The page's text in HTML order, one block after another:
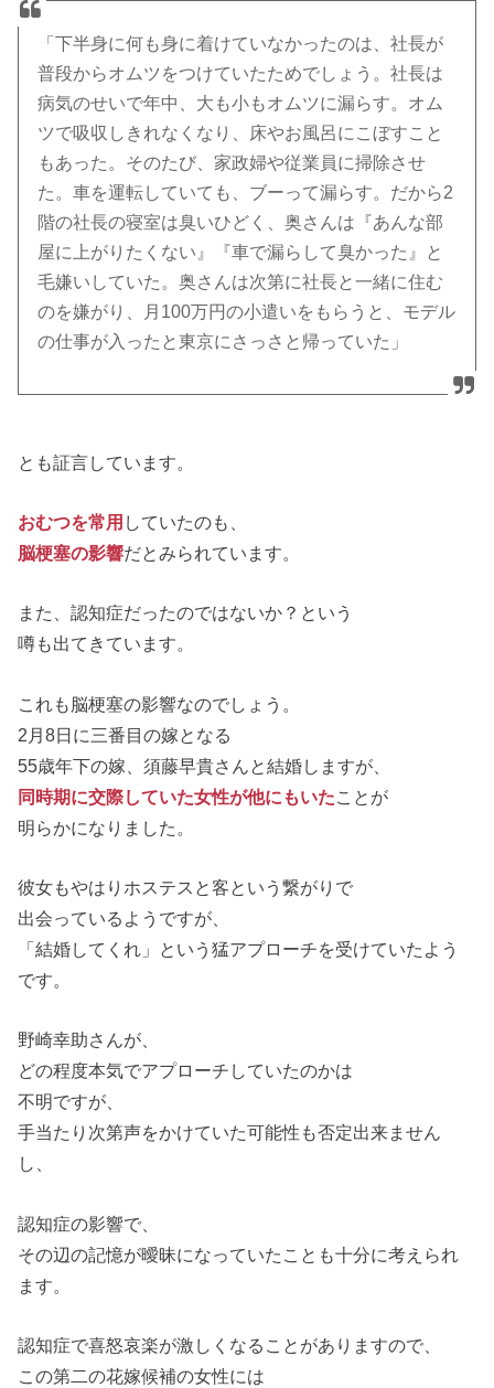
「下半身に何も身に着けていなかったのは、社長が
普段からオムツをつけていたためでしょう。社長は
病気のせいで年中、大も小もオムツに漏らす。オム
ツで吸収しきれなくなり、床やお風呂にこぼすこと
もあった。そのたび、家政婦や従業員に掃除させ
た。車を運転していても、ブーって漏らす。だから2
階の社長の寝室は臭いひどく、奥さんは『あんな部
屋に上がりたくない』『車で漏らして臭かった』と
毛嫌いしていた。奥さんは次第に社長と一緒に住む
のを嫌がり、月100万円の小遣いをもらうと、モデル
の仕事が入ったと東京にさっさと帰っていた」
とも証言しています。
おむつを常用 していたのも、
脳梗塞の影響だとみられています。
また、認知症だったのではないか？という
噂も出てきています。
これも脳梗塞の影響なのでしょう。
2月8日に三番目の嫁となる
55歳年下の嫁、須藤早貴さんと結婚しますが、
同時期に交際していた女性が他にもいたことが
明らかになりました。
彼女もやはりホステスと客という繋がりで
出会っているようですが、
「結婚してくれ」という猛アプローチを受けていたよう
です。
野崎幸助さんが、
どの程度本気でアプローチしていたのかは
不明ですが、
手当たり次第声をかけていた可能性も否定出来ません
し、
認知症の影響で、
その辺の記憶が曖昧になっていたことも十分に考えられ
ます。
認知症で喜怒哀楽が激しくなることがありますので、
この第二の花嫁候補の女性には